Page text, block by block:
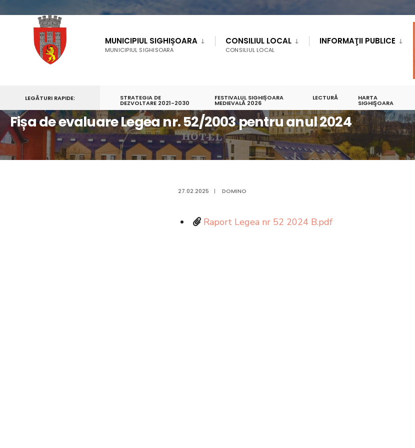
MUNICIPIUL SIGHIȘOARA
MUNICIPIUL SIGHISOARA
CONSILIUL LOCAL
CONSILIUL LOCAL
INFORMAŢII PUBLICE
LEGĂTURI RAPIDE: STRATEGIA DE
DEZVOLTARE 2021-2030
FESTIVALUL SIGHIȘOARA
MEDIEVALĂ 2026
LECTURĂ HARTA
SIGHIŞOARA
MUNICIPIUL SIGHIȘOARA TRANSPARENŢA DECIZIONALĂ LEGEA NR. 52/2003 RAPORT DE EVALUARE
Fișa de evaluare Legea nr. 52/2003 pentru anul 2024
27.02.2025 | DOMINO
Raport Legea nr 52 2024 B.pdf